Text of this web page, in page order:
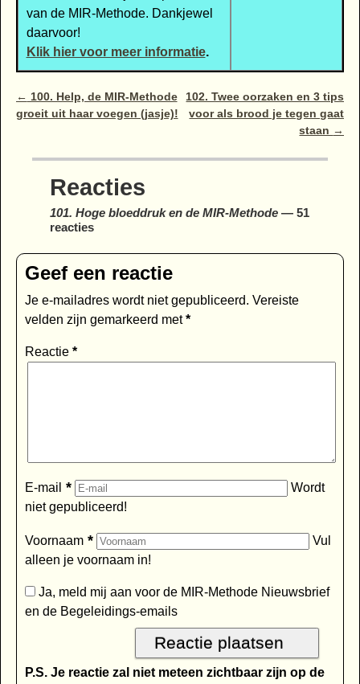
van de MIR-Methode. Dankjewel
daarvoor!
Klik hier voor meer informatie.
Bericht navigatie
← 100. Help, de MIR-Methode
groeit uit haar voegen (jasje)!
102. Twee oorzaken en 3 tips
voor als brood je tegen gaat
staan →
Reacties
101. Hoge bloeddruk en de MIR-Methode— 51
reacties
Geef een reactie
Je e-mailadres wordt niet gepubliceerd. Vereiste
velden zijn gemarkeerd met*
Reactie *
E-mail *
Wordt
niet gepubliceerd!
Voornaam *
Vul
alleen je voornaam in!
Ja, meld mij aan voor de MIR-Methode Nieuwsbrief
en de Begeleidings-emails
P.S. Je reactie zal niet meteen zichtbaar zijn op de